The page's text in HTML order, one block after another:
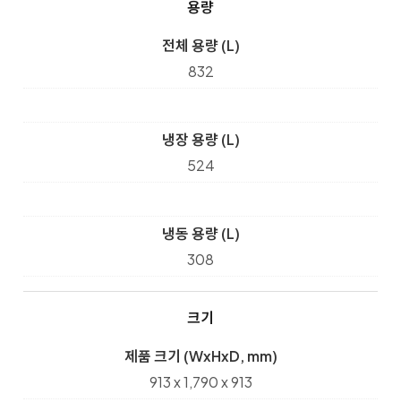
용량
전체 용량 (L)
832
냉장 용량 (L)
524
냉동 용량 (L)
308
크기
제품 크기 (WxHxD, mm)
913 x 1,790 x 913